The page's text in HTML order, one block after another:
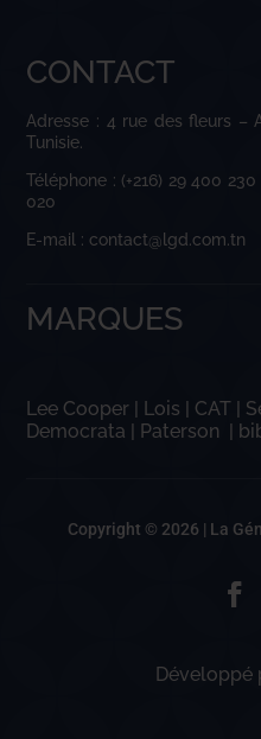
CONTACT
Adresse : 4 rue des fleurs –
Tunisie.
Téléphone : (+216) 29 400 230
020
E-mail : contact@lgd.com.tn
MARQUES
Lee Cooper Lois CAT
Democrata
Paterson
Copyright © 2026 | La
Développé